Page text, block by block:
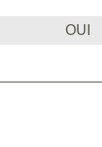
OUI